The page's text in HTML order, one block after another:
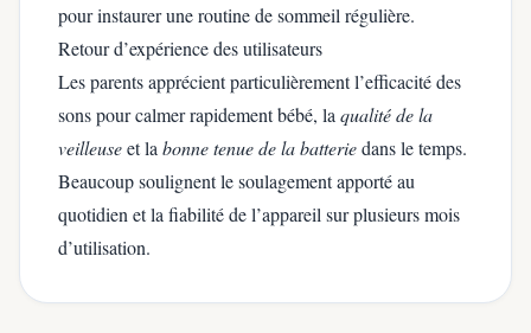
pour instaurer une routine de sommeil régulière.
Retour d’expérience des utilisateurs
Les parents apprécient particulièrement l’efficacité des
sons pour calmer rapidement bébé, la qualité de la
veilleuseet la bonne tenue de la batteriedans le temps.
Beaucoup soulignent le soulagement apporté au
quotidien et la fiabilité de l’appareil sur plusieurs mois
d’utilisation.